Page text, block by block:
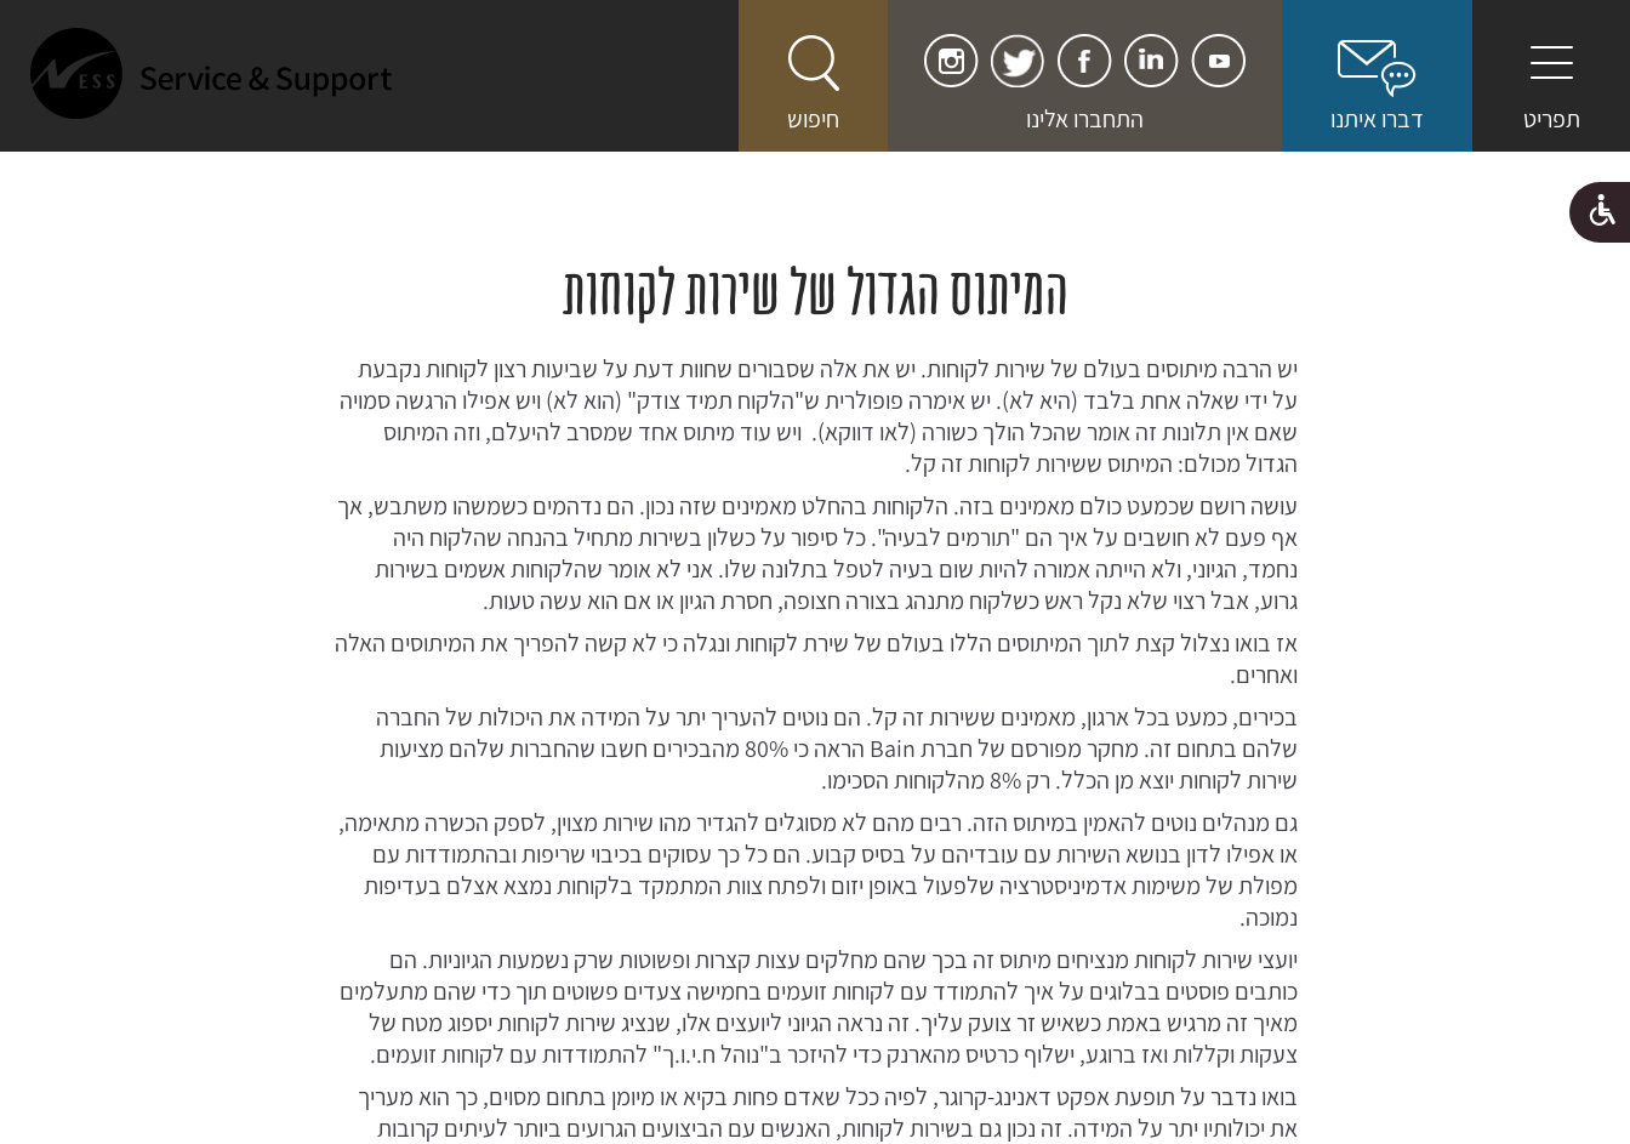
תפריטתמיכה זה הסיפור שלנו
דברו איתנו התחברו אלינו חיפוש
המיתוס הגדול של שירות לקוחות
יש הרבה מיתוסים בעולם של שירות לקוחות. יש את אלה שסבורים שחוות דעת על שביעות רצון לקוחות נקבעת
על ידי שאלה אחת בלבד (היא לא). יש אימרה פופולרית ש"הלקוח תמיד צודק" (הוא לא) ויש אפילו הרגשה סמויה
שאם אין תלונות זה אומר שהכל הולך כשורה (לאו דווקא). ויש עוד מיתוס אחד שמסרב להיעלם, וזה המיתוס
הגדול מכולם: המיתוס ששירות לקוחות זה קל.
עושה רושם שכמעט כולם מאמינים בזה. הלקוחות בהחלט מאמינים שזה נכון. הם נדהמים כשמשהו משתבש, אך
אף פעם לא חושבים על איך הם "תורמים לבעיה". כל סיפור על כשלון בשירות מתחיל בהנחה שהלקוח היה
נחמד, הגיוני, ולא הייתה אמורה להיות שום בעיה לטפל בתלונה שלו. אני לא אומר שהלקוחות אשמים בשירות
גרוע, אבל רצוי שלא נקל ראש כשלקוח מתנהג בצורה חצופה, חסרת הגיון או אם הוא עשה טעות.
אז בואו נצלול קצת לתוך המיתוסים הללו בעולם של שירת לקוחות ונגלה כי לא קשה להפריך את המיתוסים האלה
ואחרים.
בכירים, כמעט בכל ארגון, מאמינים ששירות זה קל. הם נוטים להעריך יתר על המידה את היכולות של החברה
שלהם בתחום זה. מחקר מפורסם של חברת Bain הראה כי 80% מהבכירים חשבו שהחברות שלהם מציעות
שירות לקוחות יוצא מן הכלל. רק 8% מהלקוחות הסכימו.
גם מנהלים נוטים להאמין במיתוס הזה. רבים מהם לא מסוגלים להגדיר מהו שירות מצוין, לספק הכשרה מתאימה,
או אפילו לדון בנושא השירות עם עובדיהם על בסיס קבוע. הם כל כך עסוקים בכיבוי שריפות ובהתמודדות עם
מפולת של משימות אדמיניסטרציה שלפעול באופן יזום ולפתח צוות המתמקד בלקוחות נמצא אצלם בעדיפות
נמוכה.
יועצי שירות לקוחות מנציחים מיתוס זה בכך שהם מחלקים עצות קצרות ופשוטות שרק נשמעות הגיוניות. הם
כותבים פוסטים בבלוגים על איך להתמודד עם לקוחות זועמים בחמישה צעדים פשוטים תוך כדי שהם מתעלמים
מאיך זה מרגיש באמת כשאיש זר צועק עליך. זה נראה הגיוני ליועצים אלו, שנציג שירות לקוחות יספוג מטח של
צעקות וקללות ואז ברוגע, ישלוף כרטיס מהארנק כדי להיזכר ב"נוהל ח.י.ו.ך" להתמודדות עם לקוחות זועמים.
בואו נדבר על תופעת אפקט דאנינג-קרוגר, לפיה ככל שאדם פחות בקיא או מיומן בתחום מסוים, כך הוא מעריך
את יכולותיו יתר על המידה. זה נכון גם בשירות לקוחות, האנשים עם הביצועים הגרועים ביותר לעיתים קרובות